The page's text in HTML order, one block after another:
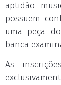
aptidão
possuem
uma peça
banca
As